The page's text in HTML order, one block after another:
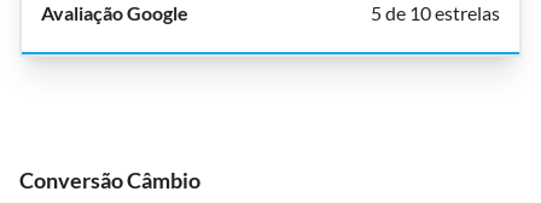
5 de 10 estrelas
Conversão Câmbio